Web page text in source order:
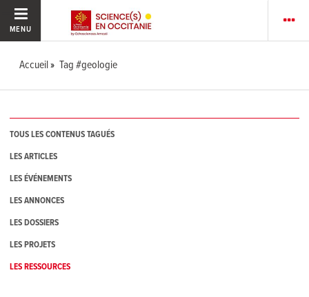
MENU
Accueil Tag #geologie
TOUS LES CONTENUS TAGUÉS
LES ARTICLES
LES ÉVÉNEMENTS
LES ANNONCES
LES DOSSIERS
LES PROJETS
LES RESSOURCES